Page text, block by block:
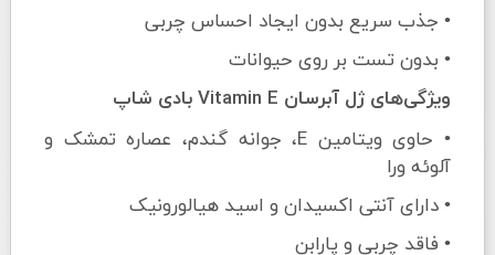
• جذب سریع بدون ایجاد احساس چربی
• بدون تست بر روی حیوانات
ویژگی‌های ژل آبرسان Vitamin E بادی شاپ
• حاوی ویتامین E، جوانه گندم، عصاره تمشک و
آلوئه ورا
• دارای آنتی اکسیدان و اسید هیالورونیک
• فاقد چربی و پارابن